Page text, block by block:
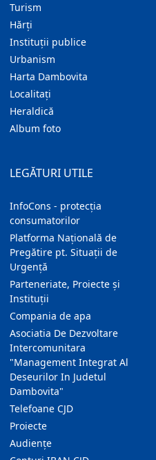
Turism
Hărţi
Instituţii publice
Urbanism
Harta Dambovita
Localitaţi
Heraldică
Album foto
LEGĂTURI UTILE
InfoCons - protecția
consumatorilor
Platforma Națională de
Pregătire pt. Situații de
Urgență
Parteneriate, Proiecte și
Instituții
Compania de apa
Asociatia De Dezvoltare
Intercomunitara
"Management Integrat Al
Deseurilor In Judetul
Dambovita"
Telefoane CJD
Proiecte
Audienţe